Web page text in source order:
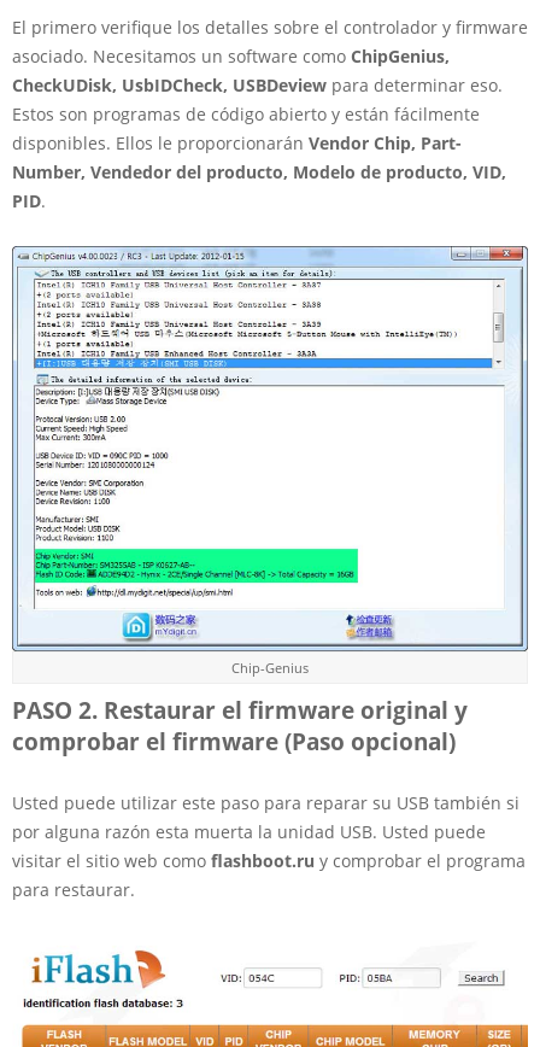
El primero verifique los detalles sobre el controlador y firmware
asociado. Necesitamos un software como ChipGenius,
CheckUDisk, UsbIDCheck, USBDeview para determinar eso.
Estos son programas de código abierto y están fácilmente
disponibles. Ellos le proporcionarán Vendor Chip, Part-
Number, Vendedor del producto, Modelo de producto, VID,
PID.
Chip-Genius
PASO 2. Restaurar el firmware original y
comprobar el firmware (Paso opcional)
Usted puede utilizar este paso para reparar su USB también si
por alguna razón esta muerta la unidad USB. Usted puede
visitar el sitio web como flashboot.ru y comprobar el programa
para restaurar.